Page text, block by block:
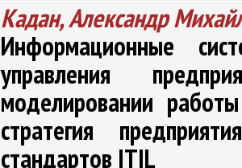
Кадан, Александр
Информационные
управления
моделировании
стратегия
стандартов ITIL